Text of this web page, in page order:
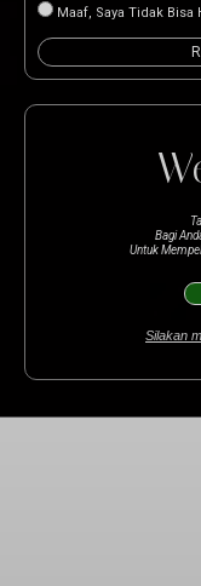
Maaf, Saya Tidak Bisa
Bagi
Untuk
Silakan